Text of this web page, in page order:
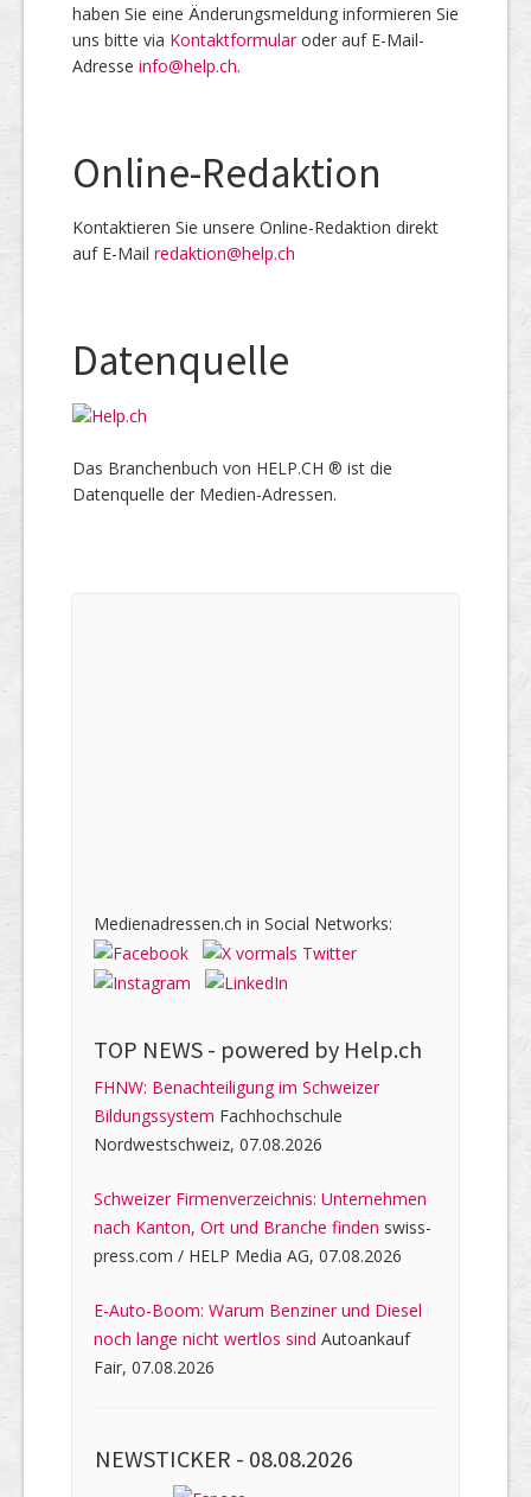
haben Sie eine Änderungsmeldung informieren Sie
uns bitte via Kontaktformularoder auf E-Mail-
Adresse info@help.ch.
Online-Redaktion
Kontaktieren Sie unsere Online-Redaktion direkt
auf E-Mail redaktion@help.ch
Datenquelle
Das Branchenbuch von HELP.CH ® ist die
Datenquelle der Medien-Adressen.
Medienadressen.ch in Social Networks:
TOP NEWS - powered by Help.ch
FHNW: Benachteiligung im Schweizer
Bildungssystem Fachhochschule
Nordwestschweiz, 07.08.2026
Schweizer Firmenverzeichnis: Unternehmen
nach Kanton, Ort und Branche finden swiss-
press.com / HELP Media AG, 07.08.2026
E-Auto-Boom: Warum Benziner und Diesel
noch lange nicht wertlos sind Autoankauf
Fair, 07.08.2026
NEWSTICKER - 08.08.2026